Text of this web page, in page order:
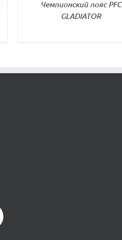
Чемпионский пояс PFC
GLADIATOR